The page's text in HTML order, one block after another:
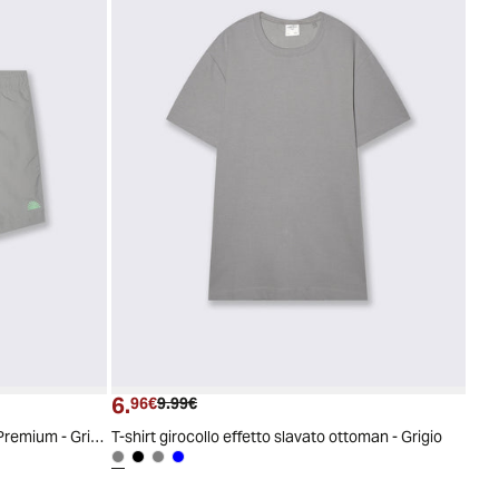
Costume Mare in Tessuto Tecnico Premium - Grigio
Prezzo attuale
6.96€ Prezzo originale
9.99€
T-shirt girocollo effetto slavato ottoman - Grigio